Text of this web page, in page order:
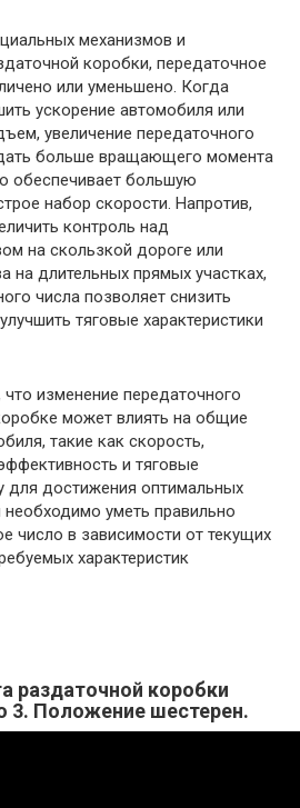
механизмов и
коробки, передаточное
или уменьшено. Когда
ускорение автомобиля или
увеличение передаточного
больше вращающего момента
обеспечивает большую
набор скорости. Напротив,
контроль над
на скользкой дороге или
на длительных прямых участках,
числа позволяет снизить
тяговые характеристики
изменение передаточного
может влиять на общие
такие как скорость,
и тяговые
для достижения оптимальных
уметь правильно
число в зависимости от текущих
характеристик
раздаточной коробки
3. Положение шестерен.